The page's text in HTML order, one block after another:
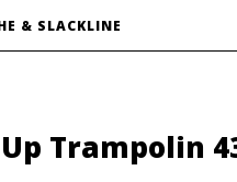
& SLACKLINE
Trampolin